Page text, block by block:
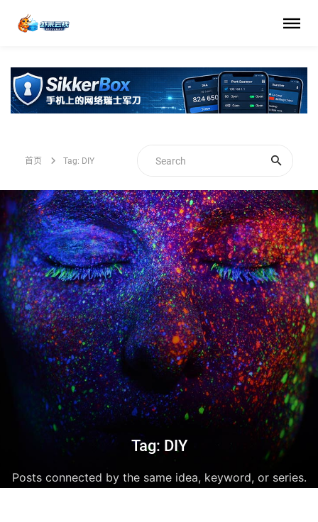
首页 Tag: DIY
Tag: DIY
Posts connected by the same idea, keyword, or series.